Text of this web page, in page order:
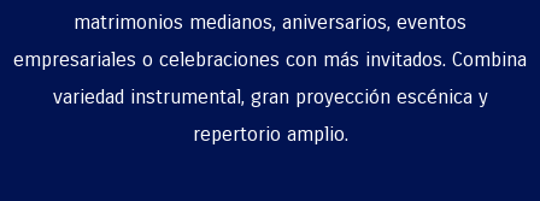
matrimonios medianos, aniversarios, eventos
empresariales o celebraciones con más invitados. Combina
variedad instrumental, gran proyección escénica y
repertorio amplio.